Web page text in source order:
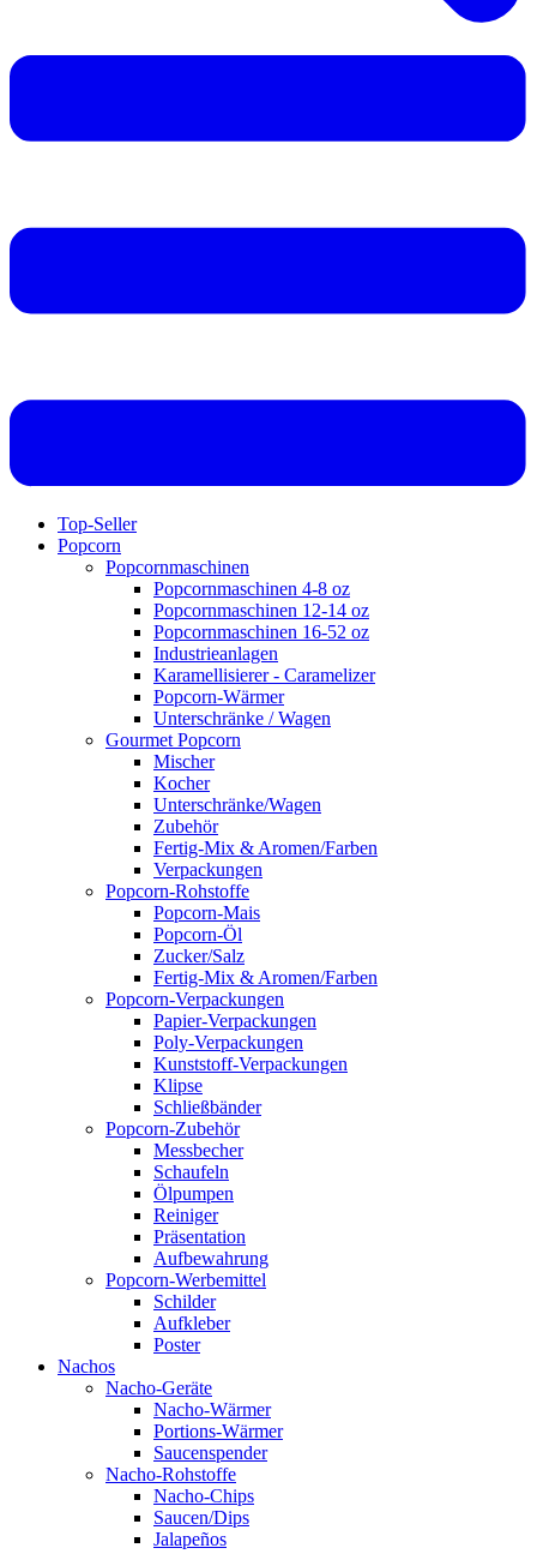
Top-Seller
Popcorn
Popcornmaschinen
Popcornmaschinen 4-8 oz
Popcornmaschinen 12-14 oz
Popcornmaschinen 16-52 oz
Industrieanlagen
Karamellisierer - Caramelizer
Popcorn-Wärmer
Unterschränke / Wagen
Gourmet Popcorn
Mischer
Kocher
Unterschränke/Wagen
Zubehör
Fertig-Mix & Aromen/Farben
Verpackungen
Popcorn-Rohstoffe
Popcorn-Mais
Popcorn-Öl
Zucker/Salz
Fertig-Mix & Aromen/Farben
Popcorn-Verpackungen
Papier-Verpackungen
Poly-Verpackungen
Kunststoff-Verpackungen
Klipse
Schließbänder
Popcorn-Zubehör
Messbecher
Schaufeln
Ölpumpen
Reiniger
Präsentation
Aufbewahrung
Popcorn-Werbemittel
Schilder
Aufkleber
Poster
Nachos
Nacho-Geräte
Nacho-Wärmer
Portions-Wärmer
Saucenspender
Nacho-Rohstoffe
Nacho-Chips
Saucen/Dips
Jalapeños